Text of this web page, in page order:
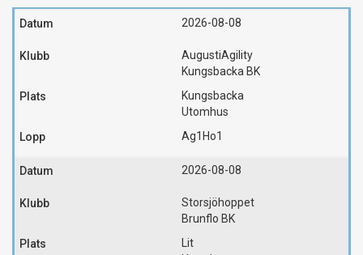
2026-08-08
AugustiAgility
Kungsbacka BK
Kungsbacka
Utomhus
Ag1 Ho1
2026-08-08
Storsjöhoppet
Brunflo BK
Lit